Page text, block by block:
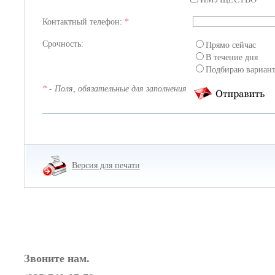
Контактный телефон: *
Срочность:
Прямо сейчас
В течение дня
Подбираю
* - Поля, обязательные для заполнения
Версия для печати
Звоните нам.